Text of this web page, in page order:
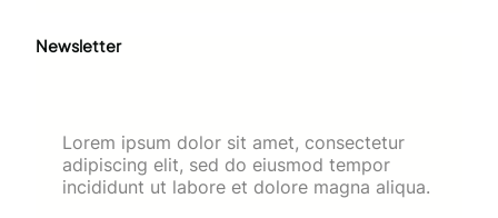
Newsletter
Lorem ipsum dolor sit amet, consectetur
adipiscing elit, sed do eiusmod tempor
incididunt ut labore et dolore magna aliqua.